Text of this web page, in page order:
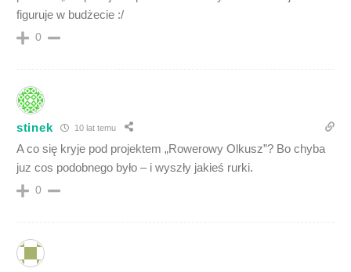
figuruje w budżecie :/
0
stinek 10 lat temu
A co się kryje pod projektem „Rowerowy Olkusz”? Bo chyba
juz cos podobnego było – i wyszły jakieś rurki.
0